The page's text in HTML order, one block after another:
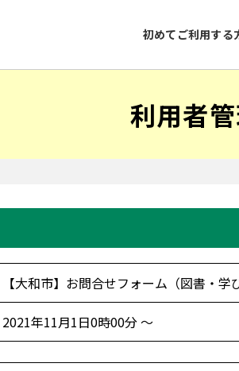
初めてご利用する
利用者
【大和市】お問合せフォーム（図書・学
2021年11月1日0時00分 ～